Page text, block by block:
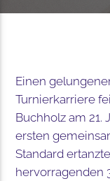
Einen
Turnierkarriere
Buchholz am 21.
ersten
Standard
hervorragenden